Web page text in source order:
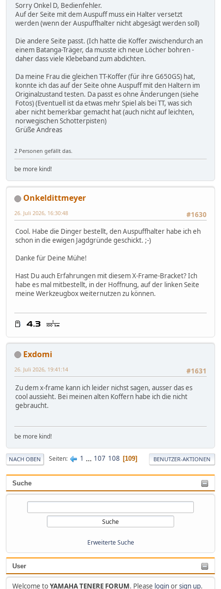
Suche
Erweiterte Suche
User
Welcome toYAMAHA TENERE FORUM. Please loginorsign up.
Sorry Onkel D, Bedienfehler.
Auf der Seite mit dem Auspuff muss ein Halter versetzt
werden (wenn der Auspuffhalter nicht abgesägt werden soll)
Die andere Seite passt. (Ich hatte die Koffer zwischendurch an
einem Batanga-Träger, da musste ich neue Löcher bohren -
daher dass viele Klebeband zum abdichten.
Da meine Frau die gleichen TT-Koffer (für ihre G650GS) hat,
konnte ich das auf der Seite ohne Auspuff mit den Haltern im
Originalzustand testen. Da passt es ohne Änderungen (siehe
Fotos) (Eventuell ist da etwas mehr Spiel als bei TT, was sich
aber nicht bemerkbar gemacht hat (auch nicht auf leichten,
norwegischen Schotterpisten)
Grüße Andreas
2 Personen gefällt das.
be more kind!
Onkeldittmeyer
#1630
26. Juli 2026, 16:30:48
Cool. Habe die Dinger bestellt, den Auspuffhalter habe ich eh
schon in die ewigen Jagdgründe geschickt. ;-)
Danke für Deine Mühe!
Hast Du auch Erfahrungen mit diesem X-Frame-Bracket? Ich
habe es mal mitbestellt, in der Hoffnung, auf der linken Seite
meine Werkzeugbox weiternutzen zu können.
Exdomi
#1631
26. Juli 2026, 19:41:14
Zu dem x-frame kann ich leider nichst sagen, ausser das es
cool aussieht. Bei meinen alten Koffern habe ich die nicht
gebraucht.
be more kind!
NACH OBEN Seiten 1 ... 107 108 109 BENUTZER-AKTIONEN